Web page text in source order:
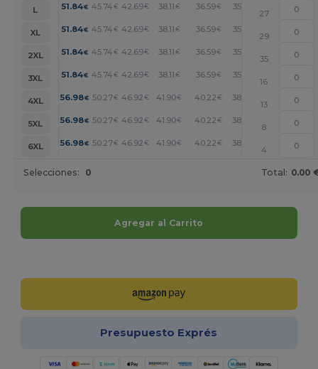
L
51.84€ 45.74 € 42.69€ 38.11€ 36.59€ 35.07
27
XL
51.84€ 45.74 € 42.69€ 38.11€ 36.59€ 35.07
29
2XL
51.84€ 45.74 € 42.69€ 38.11€ 36.59€ 35.07
35
3XL
51.84€ 45.74 € 42.69€ 38.11€ 36.59€ 35.07
16
4XL
56.98€ 50.27€ 46.92 € 41.90€ 40.22 € 38.54
13
5XL
56.98€ 50.27€ 46.92 € 41.90€ 40.22 € 38.54
8
6XL
56.98€ 50.27€ 46.92 € 41.90€ 40.22 € 38.54
4
Selecciones: 0 Total: 0.00
Agregar al Carrito
Presupuesto Exprés